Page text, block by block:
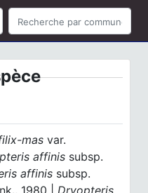
masvar.
affinis subsp.
affinis subsp.
1980 |Dryopteris